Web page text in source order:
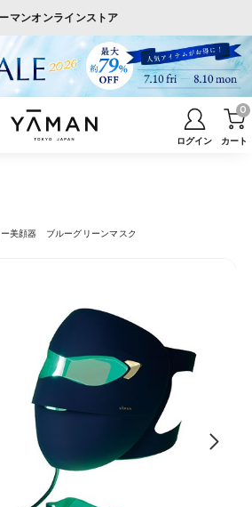
マンオンラインストア
ログイン カート
0
美顔器 ブルーグリーンマスク